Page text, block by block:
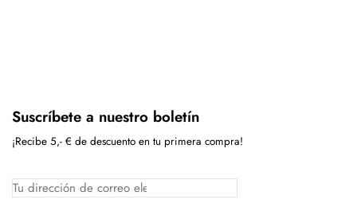
Suscríbete a nuestro boletín
¡Recibe 5,- € de descuento en tu primera compra!